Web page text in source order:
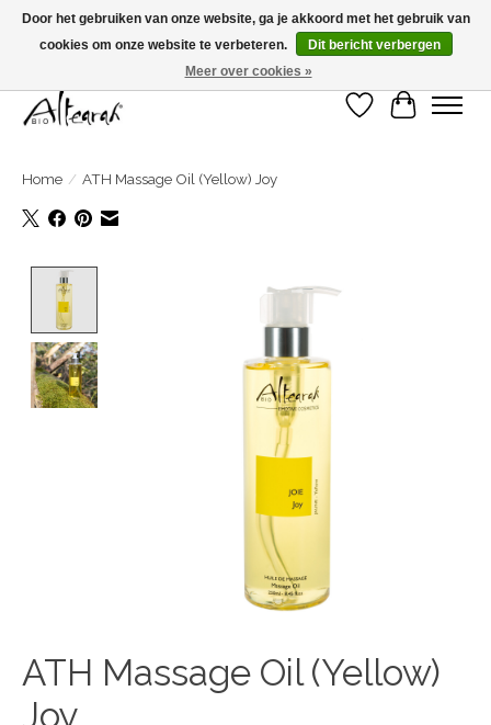
Zomersluiting >>> Bestel je in week 31-32-33, dan wordt je bestelling in week 34
Verlanglijst
Home / ATH Massage Oil (Yellow) Joy
ATH Massage Oil (Yellow)
Joy
Door het gebruiken van onze website, ga je akkoord met het gebruik van
cookies om onze website te verbeteren.
Dit bericht verbergen
Meer over cookies »